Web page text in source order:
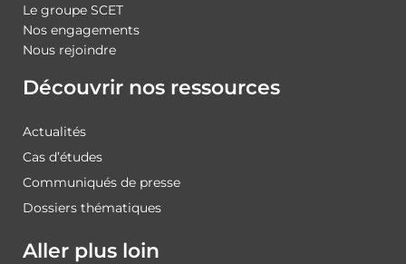
Le groupe SCET
Nos engagements
Nous rejoindre
Découvrir nos ressources
Actualités
Cas d’études
Communiqués de presse
Dossiers thématiques
Aller plus loin